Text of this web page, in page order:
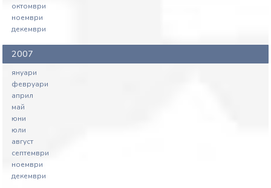
октомври
ноември
декември
2007
януари
февруари
април
май
юни
юли
август
септември
ноември
декември